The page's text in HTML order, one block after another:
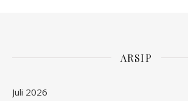
ARSIP
Juli 2026